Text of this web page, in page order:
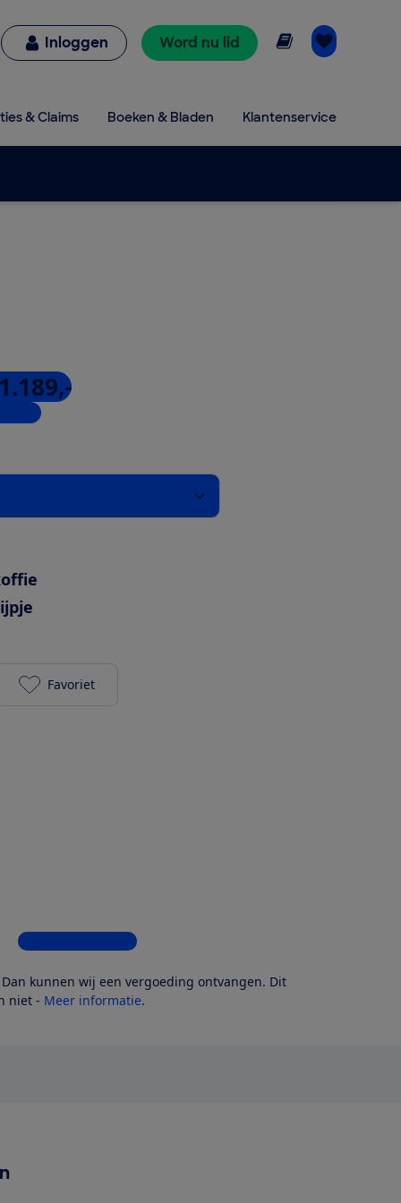
Inloggen Word nu lid Online lezen
& Claims Boeken & Bladen Klantenservice
Smeg Mini-pro - Wit toevoegen aan je favorieten
Favoriet
Bekijk alle 4 winkels
kunnen wij een vergoeding ontvangen. Dit
niet - Meer informatie.